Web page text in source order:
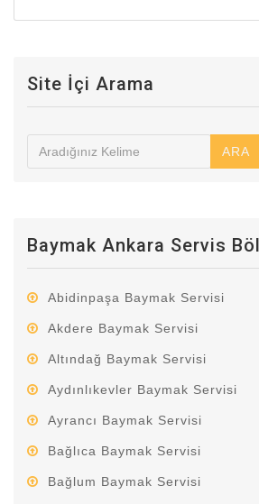
Site İçi Arama
ARA
Baymak Ankara Servis
Abidinpaşa Baymak Servisi
Akdere Baymak Servisi
Altındağ Baymak Servisi
Aydınlıkevler Baymak Servisi
Ayrancı Baymak Servisi
Bağlıca Baymak Servisi
Bağlum Baymak Servisi